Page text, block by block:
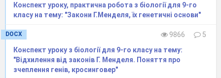
4-й
стать, починається
окостеніння черепа,
рухи
21 120
Мати відчуває рухи
плоду.
Конспект уроку, практична робота з біології для 9-го
класу на тему: "Закони Г.Менделя, їх генетичні основи"
DOCX 9866
5
Конспект уроку з біології для 9-го класу на тему:
"Відхилення від законів Г. Менделя. Поняття про
зчеплення генів, кросинговер"